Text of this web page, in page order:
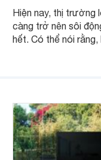
Hiện nay, thị trường
càng trở nên sôi
hết. Có thể nói
loa soundbar bình
tốt nhất hiện nay?